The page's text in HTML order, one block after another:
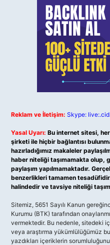
Reklam ve İletişim: Skype:
Yasal Uyarı: Bu internet sitesi,
şirketi ile hiçbir bağlantısı
hazırladığımız makaleler
haber niteliği taşımamakta olup,
paylaşım yapılmamaktadır.
benzerlikleri tamamen
halindedir ve tavsiye niteliği
Sitemiz, 5651 Sayılı Kanun
Kurumu (BTK) tarafından
vermektedir. Bu nedenle, sitedeki
veya araştırma yükümlülüğümüz
yazdıkları içeriklerin